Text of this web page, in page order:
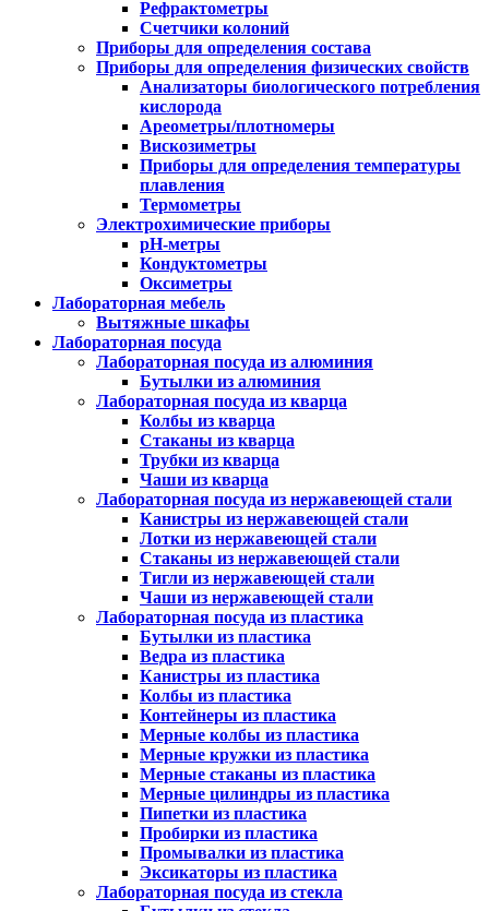
Рефрактометры
Счетчики колоний
Приборы для определения состава
Приборы для определения физических свойств
Анализаторы биологического потребления
кислорода
Ареометры/плотномеры
Вискозиметры
Приборы для определения температуры
плавления
Термометры
Электрохимические приборы
pH-метры
Кондуктометры
Оксиметры
Лабораторная мебель
Вытяжные шкафы
Лабораторная посуда
Лабораторная посуда из алюминия
Бутылки из алюминия
Лабораторная посуда из кварца
Колбы из кварца
Стаканы из кварца
Трубки из кварца
Чаши из кварца
Лабораторная посуда из нержавеющей стали
Канистры из нержавеющей стали
Лотки из нержавеющей стали
Стаканы из нержавеющей стали
Тигли из нержавеющей стали
Чаши из нержавеющей стали
Лабораторная посуда из пластика
Бутылки из пластика
Ведра из пластика
Канистры из пластика
Колбы из пластика
Контейнеры из пластика
Мерные колбы из пластика
Мерные кружки из пластика
Мерные стаканы из пластика
Мерные цилиндры из пластика
Пипетки из пластика
Пробирки из пластика
Промывалки из пластика
Эксикаторы из пластика
Лабораторная посуда из стекла